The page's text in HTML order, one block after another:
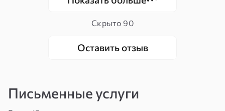
Скрыто90
Оставить отзыв
Письменные услуги